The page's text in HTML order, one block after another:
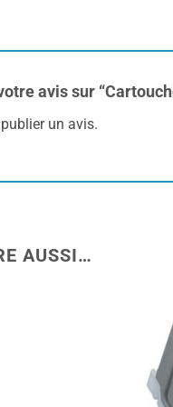
avis sur
un avis.
AUSSI…